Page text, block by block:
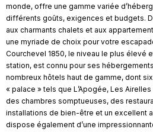
monde, offre une gamme variée
différents goûts, exigences et budgets.
aux charmants chalets et aux
une myriade de choix pour votre
Courchevel 1850, le niveau le plus élevé
station, est connu pour ses
nombreux hôtels haut de gamme, dont
« palace » tels que L’Apogée, Les
des chambres somptueuses, des
installations de bien-être et un excellent
dispose également d’une